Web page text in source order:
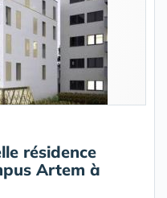
résidence
Artem à